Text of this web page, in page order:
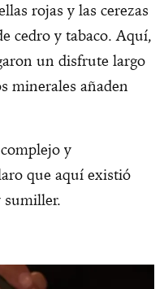
rojas y las cerezas
cedro y tabaco. Aquí,
un disfrute largo
minerales añaden
y
que aquí existió
sumiller.